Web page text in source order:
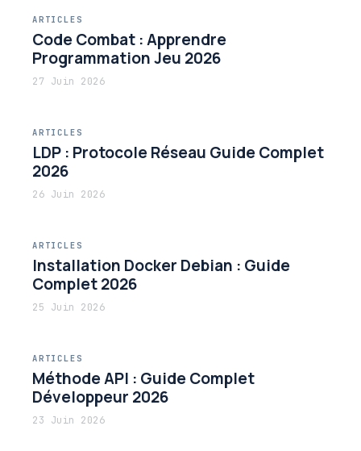
ARTICLES
Code Combat : Apprendre
Programmation Jeu 2026
27 Juin 2026
ARTICLES
LDP : Protocole Réseau Guide Complet
2026
26 Juin 2026
ARTICLES
Installation Docker Debian : Guide
Complet 2026
25 Juin 2026
ARTICLES
Méthode API : Guide Complet
Développeur 2026
23 Juin 2026